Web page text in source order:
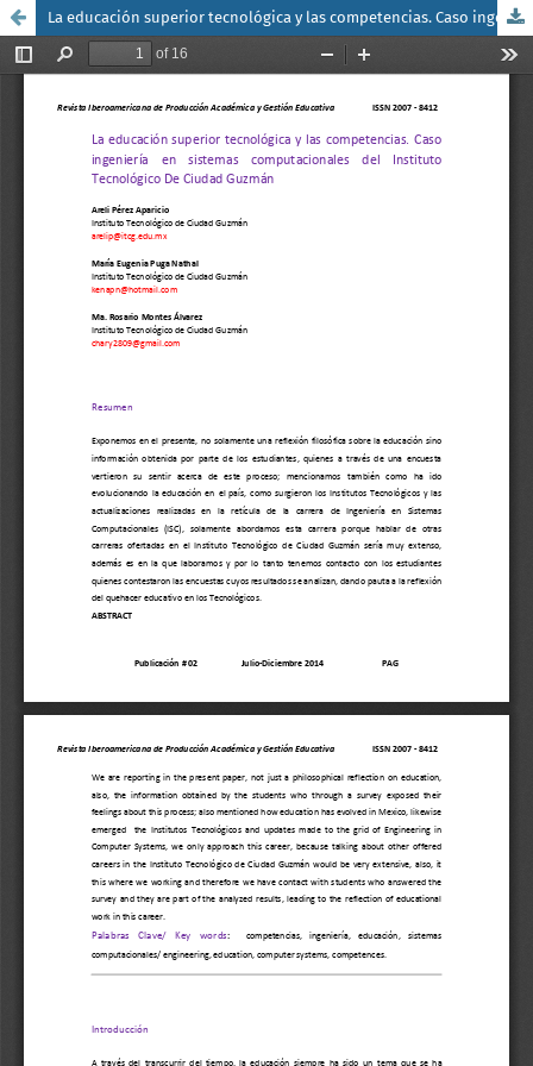
La educación superior tecnológica y las competencias. Caso ingeniería en sistemas computacionales del Instituto Tecnológico De Ciudad Guzmán